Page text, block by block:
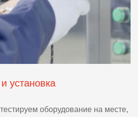
установка
оборудование на месте,